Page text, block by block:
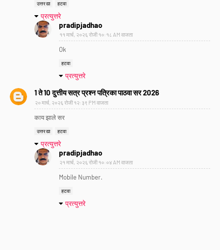
उत्तर द्या हटवा
प्रत्युत्तरे
pradipjadhao
११ मार्च, २०२६ रोजी १०:१८ AM वाजता
Ok
हटवा
प्रत्युत्तरे
1 ते 10 दुत्तीय सत्र प्रश्न पत्रिका पाठवा सर 2026
२० मार्च, २०२६ रोजी १२:३९ PM वाजता
काय झाले सर
उत्तर द्या हटवा
प्रत्युत्तरे
pradipjadhao
२१ मार्च, २०२६ रोजी १०:०४ AM वाजता
Mobile Number.
हटवा
प्रत्युत्तरे